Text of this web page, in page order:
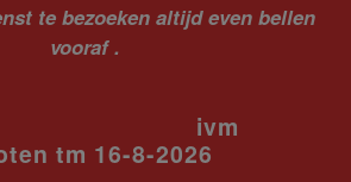
te bezoeken altijd even bellen
vooraf .
tm 16-8-2026